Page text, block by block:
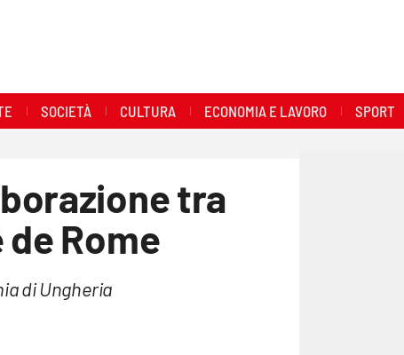
SOCIETÀ CULTURA ECONOMIA E LAVORO SPORT
tra
de Rome
di Ungheria